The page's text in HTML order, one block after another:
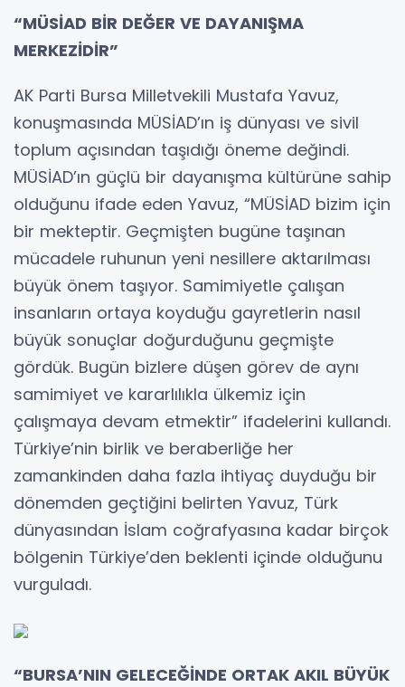
“MÜSİAD BİR DEĞER VE DAYANIŞMA
MERKEZİDİR”
AK Parti Bursa Milletvekili Mustafa Yavuz,
konuşmasında MÜSİAD’ın iş dünyası ve sivil
toplum açısından taşıdığı öneme değindi.
MÜSİAD’ın güçlü bir dayanışma kültürüne sahip
olduğunu ifade eden Yavuz, “MÜSİAD bizim için
bir mekteptir. Geçmişten bugüne taşınan
mücadele ruhunun yeni nesillere aktarılması
büyük önem taşıyor. Samimiyetle çalışan
insanların ortaya koyduğu gayretlerin nasıl
büyük sonuçlar doğurduğunu geçmişte
gördük. Bugün bizlere düşen görev de aynı
samimiyet ve kararlılıkla ülkemiz için
çalışmaya devam etmektir” ifadelerini kullandı.
Türkiye’nin birlik ve beraberliğe her
zamankinden daha fazla ihtiyaç duyduğu bir
dönemden geçtiğini belirten Yavuz, Türk
dünyasından İslam coğrafyasına kadar birçok
bölgenin Türkiye’den beklenti içinde olduğunu
vurguladı.
“BURSA’NIN GELECEĞİNDE ORTAK AKIL BÜYÜK